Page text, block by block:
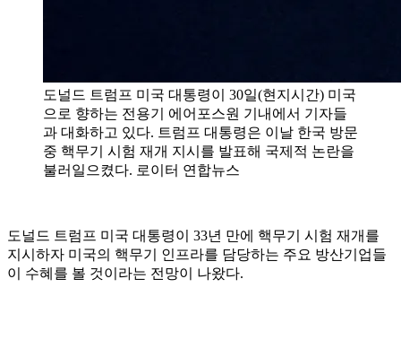
도널드 트럼프 미국 대통령이 30일(현지시간) 미국
으로 향하는 전용기 에어포스원 기내에서 기자들
과 대화하고 있다. 트럼프 대통령은 이날 한국 방문
중 핵무기 시험 재개 지시를 발표해 국제적 논란을
불러일으켰다. 로이터 연합뉴스
도널드 트럼프 미국 대통령이 33년 만에 핵무기 시험 재개를
지시하자 미국의 핵무기 인프라를 담당하는 주요 방산기업들
이 수혜를 볼 것이라는 전망이 나왔다.